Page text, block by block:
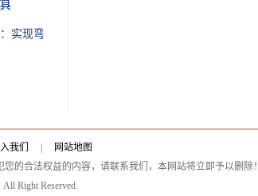
实现弯道超车
我们
网站地图
的合法权益的内容，请联系我们，本网站将立即予以删除！
Right Reserved.